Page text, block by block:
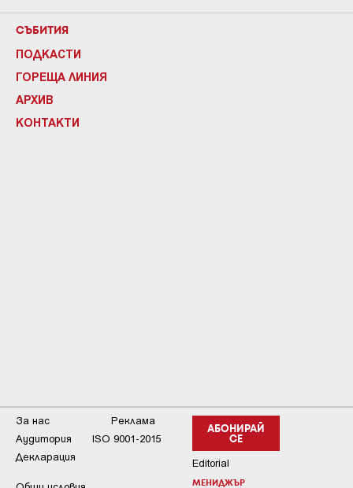
СЪБИТИЯ
ПОДКАСТИ
ГОРЕЩА ЛИНИЯ
АРХИВ
КОНТАКТИ
АБОНИРАЙ
СЕ
Editorial
МЕНИДЖЪР
За нас
Реклама
Аудитория
ISO 9001-2015
Декларация